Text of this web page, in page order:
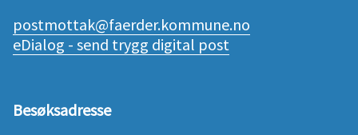
postmottak@faerder.kommune.no
eDialog - send trygg digital post
Besøksadresse